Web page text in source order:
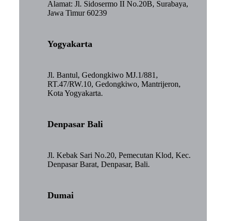
Alamat: Jl. Sidosermo II No.20B, Surabaya,
Jawa Timur 60239
Yogyakarta
Jl. Bantul, Gedongkiwo MJ.1/881,
RT.47/RW.10, Gedongkiwo, Mantrijeron,
Kota Yogyakarta.
Denpasar Bali
Jl. Kebak Sari No.20, Pemecutan Klod, Kec.
Denpasar Barat, Denpasar, Bali.
Dumai